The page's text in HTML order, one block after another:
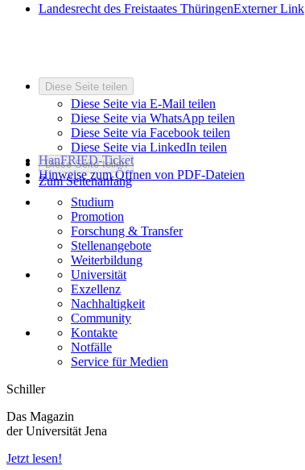
Landesrecht des Freistaates ThüringenExterner Link
Diese Seite teilen
Diese Seite via E-Mail teilen
Diese Seite via WhatsApp teilen
Diese Seite via Facebook teilen
Diese Seite via LinkedIn teilen
Diese Seite teilen
Zum Seitenanfang
HanFRIED-Ticket
Hinweise zum Öffnen von PDF-Dateien
Studium
Promotion
Forschung & Transfer
Stellenangebote
Weiterbildung
Universität
Exzellenz
Nachhaltigkeit
Community
Kontakte
Notfälle
Service für Medien
Schiller
Das Magazin
der Universität Jena
Jetzt lesen!